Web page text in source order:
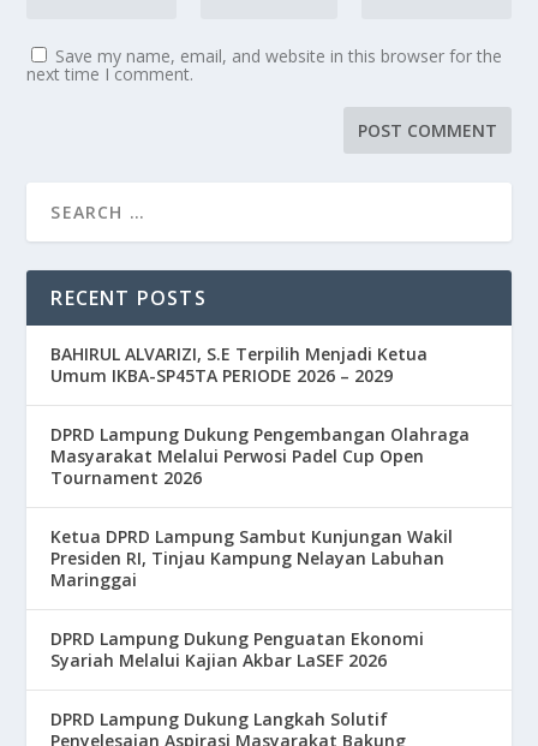
Save my name, email, and website in this browser for the
next time I comment.
RECENT POSTS
BAHIRUL ALVARIZI, S.E Terpilih Menjadi Ketua
Umum IKBA-SP45TA PERIODE 2026 – 2029
DPRD Lampung Dukung Pengembangan Olahraga
Masyarakat Melalui Perwosi Padel Cup Open
Tournament 2026
Ketua DPRD Lampung Sambut Kunjungan Wakil
Presiden RI, Tinjau Kampung Nelayan Labuhan
Maringgai
DPRD Lampung Dukung Penguatan Ekonomi
Syariah Melalui Kajian Akbar LaSEF 2026
DPRD Lampung Dukung Langkah Solutif
Penyelesaian Aspirasi Masyarakat Bakung